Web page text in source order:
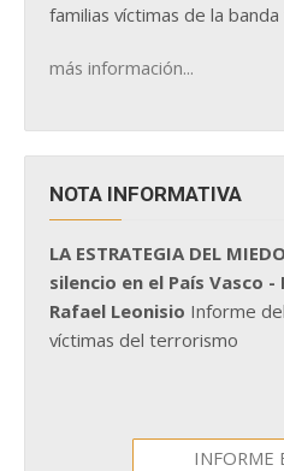
familias víctimas de la
más información...
NOTA INFORMATIVA
LA ESTRATEGIA DEL
silencio en el País Vasco -
Rafael Leonisio Informe
víctimas del terrorismo
INFORME